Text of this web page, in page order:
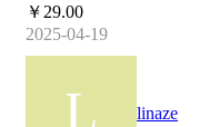
￥29.00
2025-04-19
linaze